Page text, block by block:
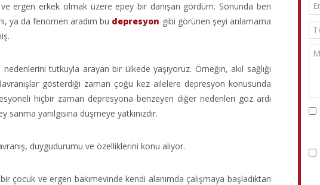
ergen erkek olmak üzere epey bir danışan gördüm. Sonunda ben
ya da fenomen aradım bu depresyon gibi görünen şeyi anlamama
tutkuyla arayan bir ülkede yaşıyoruz. Örneğin, akıl sağlığı
gösterdiği zaman çoğu kez ailelere depresyon konusunda
hiçbir zaman depresyona benzeyen diğer nedenleri göz ardı
yanılgısına düşmeye yatkınızdır.
duygudurumu ve özelliklerini konu alıyor.
çocuk ve ergen bakımevinde kendi alanımda çalışmaya başladıktan